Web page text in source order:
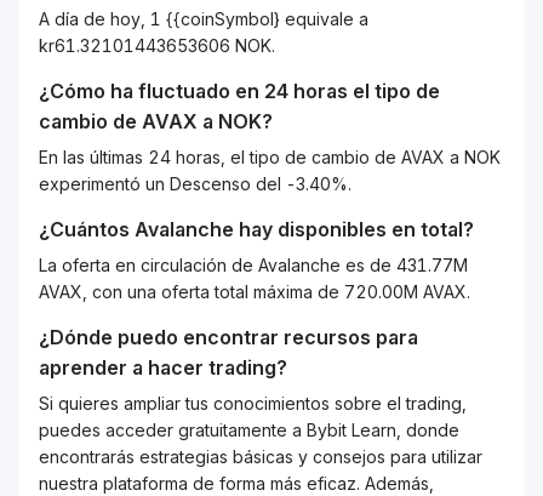
A día de hoy, 1 {{coinSymbol} equivale a
kr61.32101443653606 NOK.
¿Cómo ha fluctuado en 24 horas el tipo de
cambio de AVAX a NOK?
En las últimas 24 horas, el tipo de cambio de AVAX a NOK
experimentó un Descenso del -3.40%.
¿Cuántos Avalanche hay disponibles en total?
La oferta en circulación de Avalanche es de 431.77M
AVAX, con una oferta total máxima de 720.00M AVAX.
¿Dónde puedo encontrar recursos para
aprender a hacer trading?
Si quieres ampliar tus conocimientos sobre el trading,
puedes acceder gratuitamente a Bybit Learn, donde
encontrarás estrategias básicas y consejos para utilizar
nuestra plataforma de forma más eficaz. Además,